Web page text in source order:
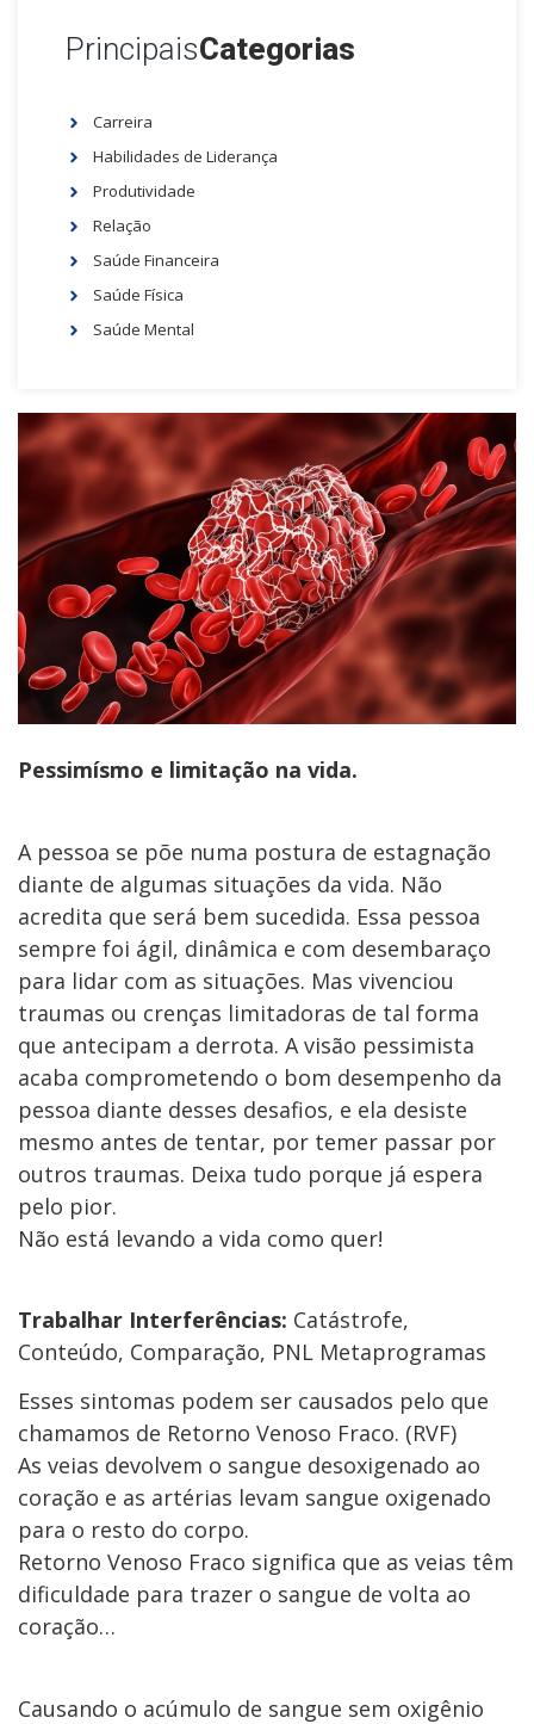
Pessimísmo e limitação na vida.
A pessoa se põe numa postura de estagnação
diante de algumas situações da vida. Não
acredita que será bem sucedida. Essa pessoa
sempre foi ágil, dinâmica e com desembaraço
para lidar com as situações. Mas vivenciou
traumas ou crenças limitadoras de tal forma
que antecipam a derrota. A visão pessimista
acaba comprometendo o bom desempenho da
pessoa diante desses desafios, e ela desiste
mesmo antes de tentar, por temer passar por
outros traumas. Deixa tudo porque já espera
pelo pior.
Não está levando a vida como quer!
Trabalhar Interferências: Catástrofe,
Conteúdo, Comparação, PNL Metaprogramas
Esses sintomas podem ser causados pelo que
chamamos de Retorno Venoso Fraco. (RVF)
As veias devolvem o sangue desoxigenado ao
coração e as artérias levam sangue oxigenado
para o resto do corpo.
Retorno Venoso Fraco significa que as veias têm
dificuldade para trazer o sangue de volta ao
coração…
Causando o acúmulo de sangue sem oxigênio
PrincipaisCategorias
Carreira
Habilidades de Liderança
Produtividade
Relação
Saúde Financeira
Saúde Física
Saúde Mental